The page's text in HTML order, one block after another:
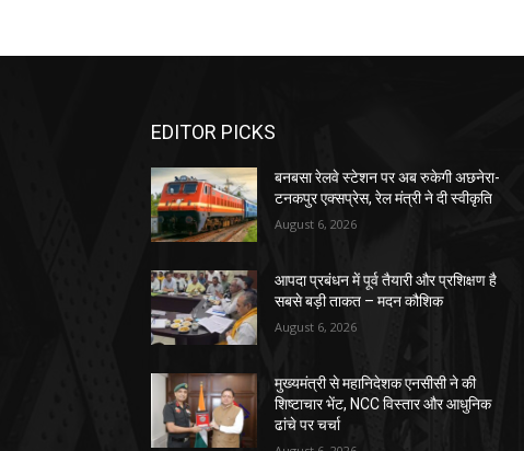
EDITOR PICKS
बनबसा रेलवे स्टेशन पर अब रुकेगी अछनेरा-
टनकपुर एक्सप्रेस, रेल मंत्री ने दी स्वीकृति
August 6, 2026
आपदा प्रबंधन में पूर्व तैयारी और प्रशिक्षण है
सबसे बड़ी ताकत – मदन कौशिक
August 6, 2026
मुख्यमंत्री से महानिदेशक एनसीसी ने की
शिष्टाचार भेंट, NCC विस्तार और आधुनिक
ढांचे पर चर्चा